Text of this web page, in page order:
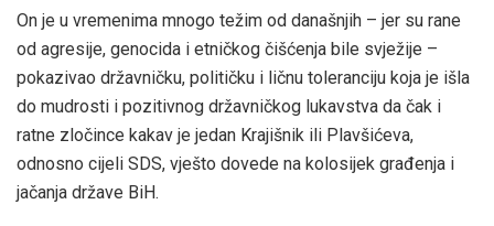
On je u vremenima mnogo težim od današnjih – jer su rane
od agresije, genocida i etničkog čišćenja bile svježije –
pokazivao državničku, političku i ličnu toleranciju koja je išla
do mudrosti i pozitivnog državničkog lukavstva da čak i
ratne zločince kakav je jedan Krajišnik ili Plavšićeva,
odnosno cijeli SDS, vješto dovede na kolosijek građenja i
jačanja države BiH.